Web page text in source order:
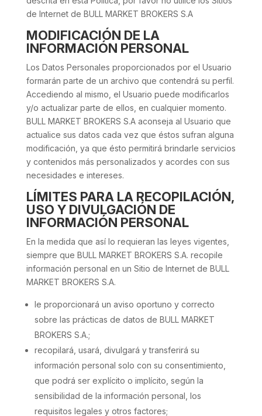
de Internet de BULL MARKET BROKERS S.A
MODIFICACIÓN DE LA
INFORMACIÓN PERSONAL
Los Datos Personales proporcionados por el Usuario
formarán parte de un archivo que contendrá su perfil.
Accediendo al mismo, el Usuario puede modificarlos
y/o actualizar parte de ellos, en cualquier momento.
BULL MARKET BROKERS S.A aconseja al Usuario que
actualice sus datos cada vez que éstos sufran alguna
modificación, ya que ésto permitirá brindarle servicios
y contenidos más personalizados y acordes con sus
necesidades e intereses.
LÍMITES PARA LA RECOPILACIÓN,
USO Y DIVULGACIÓN DE
INFORMACIÓN PERSONAL
En la medida que así lo requieran las leyes vigentes,
siempre que BULL MARKET BROKERS S.A. recopile
información personal en un Sitio de Internet de BULL
MARKET BROKERS S.A.
le proporcionará un aviso oportuno y correcto
sobre las prácticas de datos de BULL MARKET
BROKERS S.A.;
recopilará, usará, divulgará y transferirá su
información personal solo con su consentimiento,
que podrá ser explícito o implícito, según la
sensibilidad de la información personal, los
requisitos legales y otros factores;